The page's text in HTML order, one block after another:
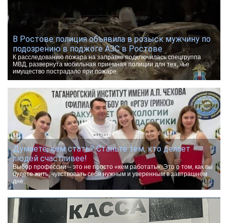
В Ростове полиция объявила в розыск мужчину по
подозрению в поджоге АЗС в Ростове
К расследованию пожара на заправке подключилась спецгруппа
МВД, развернута мобильная приемная полиции для тех, чье
имущество пострадало при пожаре.
Думаете, кем стать? Станьте тем, кто делает
людей счастливее!
Выбор профессии – это не просто «кем работать». Это о том, как вы
будете жить, чувствовать себя нужным и уверенным в завтрашнем
дне.